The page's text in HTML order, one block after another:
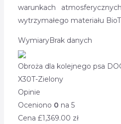
warunkach
wytrzymałego materiału
WymiaryBrak danych
Obroża dla kolejnego psa
X30T-Zielony
Opinie
Oceniono 0 na 5
Cena £1,369.00 zł